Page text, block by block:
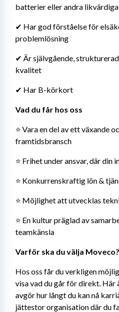
batterier eller andra
✔ Har god förståelse för
problemlösning
✔ Är självgående,
kvalitet
✔ Har B-körkort
Vad du får hos oss
⭐ Vara en del av ett växande
framtidsbransch
⭐ Frihet under ansvar, där din
⭐ Konkurrenskraftig lön &
⭐ Möjlighet att utvecklas
⭐ En kultur präglad av
teamkänsla
Varför ska du välja Moveco?
Hos oss får du verkligen
visa vad du går för direkt. Här
avgör hur långt du kan nå
jättestor organisation där du